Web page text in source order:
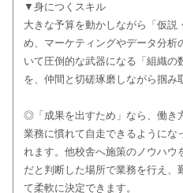
▼身につくスキル
大きな予算を動かしながら「仮説
め、マーケティングやデータ分析
いて圧倒的な武器になる「組織の
を、仲間と切磋琢磨しながら掴み
◎「成果を出すため」なら、働き
業務に慣れて自走できるようにな
れます。他校舎へ施策のノウハウ
だと判断した場所で業務を行え、
て柔軟に決定できます。